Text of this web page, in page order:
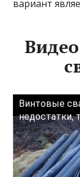
вариант
Винтовые
недостатки,